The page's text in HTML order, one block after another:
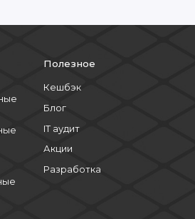
Полезное
Кешбэк
Блог
IT аудит
Акции
Разработка